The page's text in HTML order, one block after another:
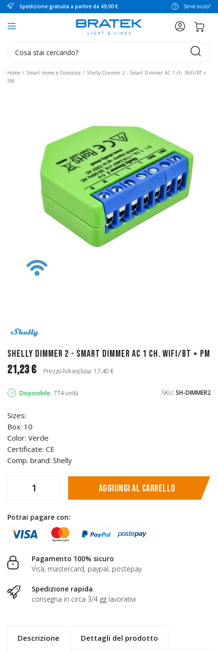
Spedizione gratuita a partire da 49,00 € Serve aiuto?
search
Home Smart Home e Domotica
Shelly Dimmer 2 - Smart Dimmer AC 1 ch. WiFi/BT +
PM
Shelly Dimmer 2 - Smart Dimmer AC 1 ch. WiFi/BT + PM
21,23 € Prezzo IVA esclusa: 17,40 €
Disponibile: 774 unità SKU: SH-DIMMER2
Sizes:
Box: 10
Color: Verde
Certificate: CE
Comp. brand: Shelly
Aggiungi al carrello
Potrai pagare con:
Pagamento 100% sicuro
Visa, mastercard, paypal, postepay
Spedizione rapida
consegna in circa 3/4 gg lavorativi
Descrizione Dettagli del prodotto